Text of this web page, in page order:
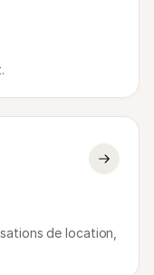
de location,